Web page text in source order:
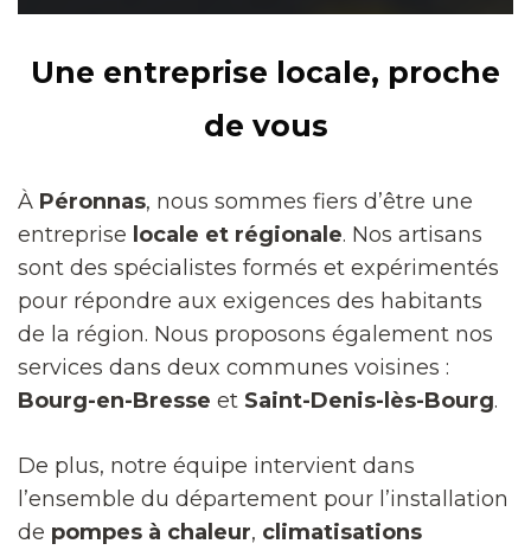
Une entreprise locale, proche
de vous
À Péronnas, nous sommes fiers d’être une
entreprise locale et régionale. Nos artisans
sont des spécialistes formés et expérimentés
pour répondre aux exigences des habitants
de la région. Nous proposons également nos
services dans deux communes voisines :
Bourg-en-Bresse et Saint-Denis-lès-Bourg.
De plus, notre équipe intervient dans
l’ensemble du département pour l’installation
de pompes à chaleur, climatisations